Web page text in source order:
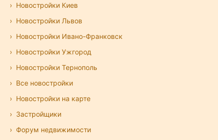
Новостройки Киев
Новостройки Львов
Новостройки Ивано-Франковск
Новостройки Ужгород
Новостройки Тернополь
Все новостройки
Новостройки на карте
Застройщики
Форум недвижимости